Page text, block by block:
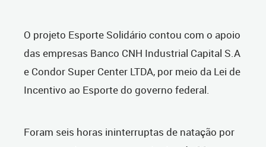
O projeto Esporte Solidário contou com o apoio
das empresas Banco CNH Industrial Capital S.A
e Condor Super Center LTDA, por meio da Lei de
Incentivo ao Esporte do governo federal.
Foram seis horas ininterruptas de natação por